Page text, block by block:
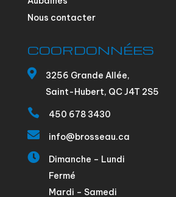
Nous contacter
COORDONNÉES

3256 Grande Allée,
Saint-Hubert, QC J4T 2S5
 450 678 3430
 info@brosseau.ca

Dimanche – Lundi
Fermé
Mardi – Samedi